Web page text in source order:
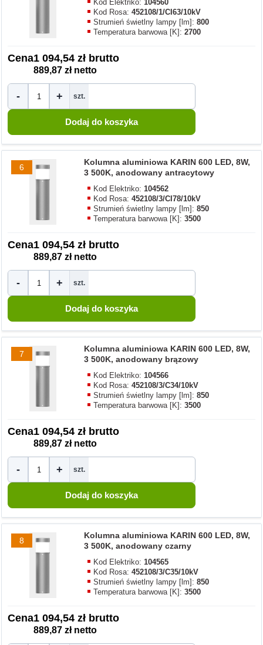
Kod Elektriko:104560
Kod Rosa:452108/1/CI63/10kV
Strumień świetlny lampy [lm]:800
Temperatura barwowa [K]:2700
Cena1 094,54 zł brutto
889,87 zł netto
- + szt.
6
Kolumna aluminiowa KARIN 600 LED, 8W,
3 500K, anodowany antracytowy
Kod Elektriko:104562
Kod Rosa:452108/3/CI78/10kV
Strumień świetlny lampy [lm]:850
Temperatura barwowa [K]:3500
Cena1 094,54 zł brutto
889,87 zł netto
- + szt.
7
Kolumna aluminiowa KARIN 600 LED, 8W,
3 500K, anodowany brązowy
Kod Elektriko:104566
Kod Rosa:452108/3/C34/10kV
Strumień świetlny lampy [lm]:850
Temperatura barwowa [K]:3500
Cena1 094,54 zł brutto
889,87 zł netto
- + szt.
8
Kolumna aluminiowa KARIN 600 LED, 8W,
3 500K, anodowany czarny
Kod Elektriko:104565
Kod Rosa:452108/3/C35/10kV
Strumień świetlny lampy [lm]:850
Temperatura barwowa [K]:3500
Cena1 094,54 zł brutto
889,87 zł netto